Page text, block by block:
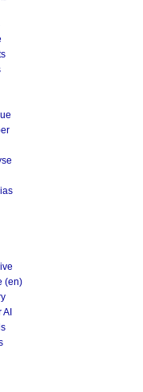
(en)
AI